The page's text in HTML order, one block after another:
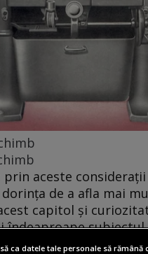
prin aceste
de a afla mai
capitol și
îndeaproape subiectul.
ca datele tale personale să rămână